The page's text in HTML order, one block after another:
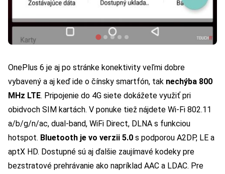
OnePlus 6 je aj po stránke konektivity veľmi dobre
vybavený a aj keď ide o čínsky smartfón, tak nechýba 800
MHz LTE. Pripojenie do 4G siete dokážete využiť pri
obidvoch SIM kartách. V ponuke tiež nájdete Wi-Fi 802.11
a/b/g/n/ac, dual-band, WiFi Direct, DLNA s funkciou
hotspot. Bluetooth je vo verzii 5.0 s podporou A2DP, LE a
aptX HD. Dostupné sú aj ďalšie zaujímavé kodeky pre
bezstratové prehrávanie ako napríklad AAC a LDAC. Pre